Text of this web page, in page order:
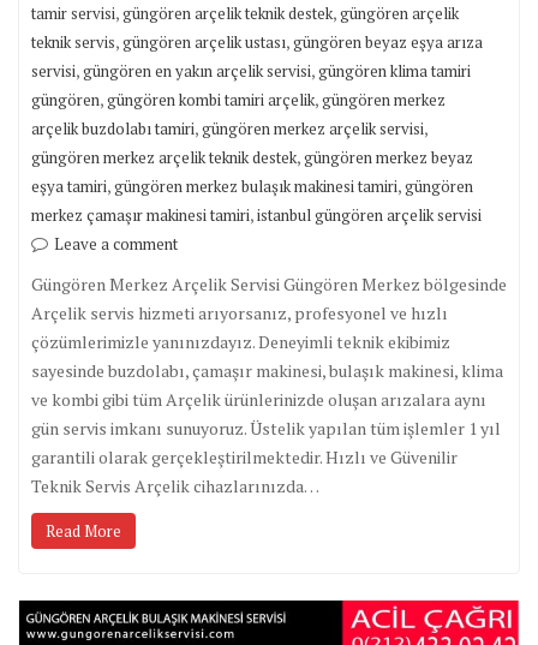
tamir servisi,güngören arçelik teknik destek,güngören arçelik
teknik servis,güngören arçelik ustası,güngören beyaz eşya arıza
servisi,güngören en yakın arçelik servisi,güngören klima tamiri
güngören,güngören kombi tamiri arçelik,güngören merkez
arçelik buzdolabı tamiri,güngören merkez arçelik servisi,
güngören merkez arçelik teknik destek,güngören merkez beyaz
eşya tamiri,güngören merkez bulaşık makinesi tamiri,güngören
merkez çamaşır makinesi tamiri,istanbul güngören arçelik servisi
Leave a comment
Güngören Merkez Arçelik Servisi Güngören Merkez bölgesinde
Arçelik servis hizmeti arıyorsanız, profesyonel ve hızlı
çözümlerimizle yanınızdayız. Deneyimli teknik ekibimiz
sayesinde buzdolabı, çamaşır makinesi, bulaşık makinesi, klima
ve kombi gibi tüm Arçelik ürünlerinizde oluşan arızalara aynı
gün servis imkanı sunuyoruz. Üstelik yapılan tüm işlemler 1 yıl
garantili olarak gerçekleştirilmektedir. Hızlı ve Güvenilir
Teknik Servis Arçelik cihazlarınızda…
Read More